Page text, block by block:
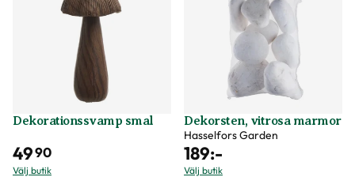
Dekorationssvamp smal
4990
Välj butik
Dekorsten, vitrosa marmor
Hasselfors Garden
189:-
Välj butik